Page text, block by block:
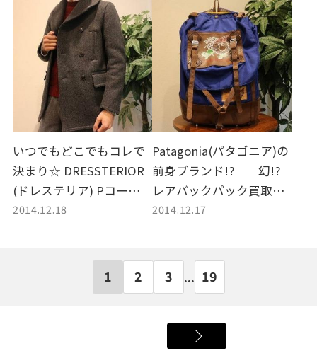
いつでもどこでもコレで
決まり☆ DRESSTERIOR
(ドレステリア) Pコート入
荷！！
2014.12.18
Patagonia(パタゴニア)の
前身ブランド!? 幻!?
レアバックパック買取入
荷☆
2014.12.17
1 2 3 ... 19